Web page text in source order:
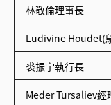
林敬倫理事長
Ludivine Houdet(
裘振宇執行長
Meder Tursaliev經